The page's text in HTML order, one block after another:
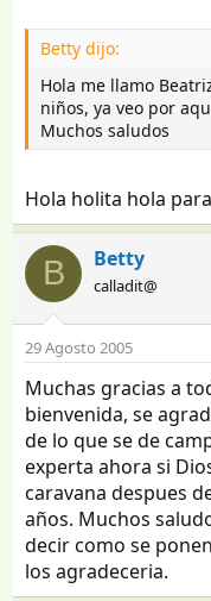
Betty dijo:
Hola me llamo
niños, ya veo por
Muchos saludos
Hola holita hola
B Betty
calladit@
29 Agosto 2005
Muchas gracias a
bienvenida, se
de lo que se de
experta ahora si
caravana despues
años. Muchos
decir como se
los agradeceria.